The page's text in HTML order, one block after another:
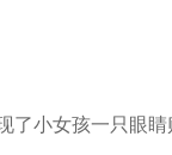
了小女孩一只眼